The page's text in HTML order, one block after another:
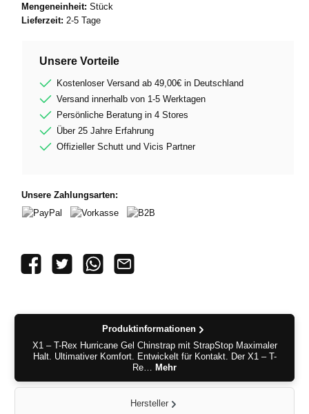
Mengeneinheit: Stück
Lieferzeit: 2-5 Tage
Unsere Vorteile
Kostenloser Versand ab 49,00€ in Deutschland
Versand innerhalb von 1-5 Werktagen
Persönliche Beratung in 4 Stores
Über 25 Jahre Erfahrung
Offizieller Schutt und Vicis Partner
Unsere Zahlungsarten:
Produktinformationen
X1 – T-Rex Hurricane Gel Chinstrap mit StrapStop Maximaler
Halt. Ultimativer Komfort. Entwickelt für Kontakt. Der X1 – T-
Re… Mehr
Hersteller